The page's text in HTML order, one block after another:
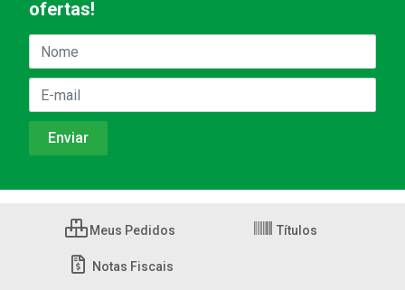
ofertas!
Meus Pedidos Títulos
Notas Fiscais